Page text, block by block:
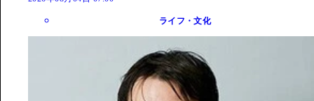
ライフ・文化